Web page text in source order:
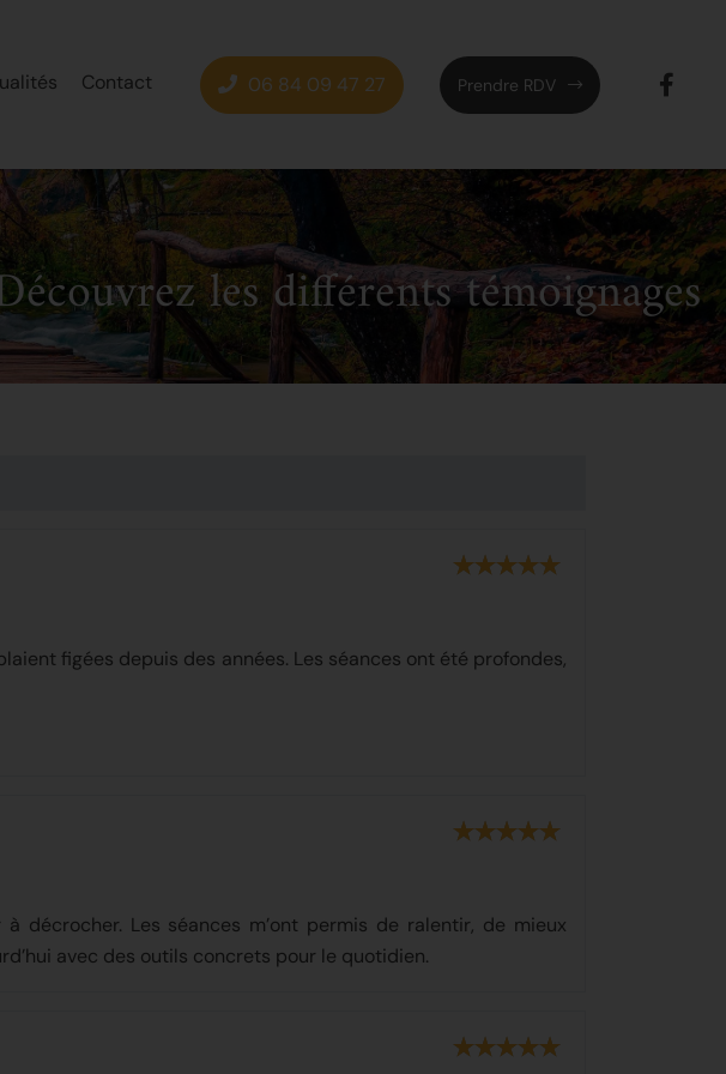
06 84 09 47 27
Contact Prendre RDV
les différents témoignages
figées depuis des années. Les séances ont été profondes,
Les séances m’ont permis de ralentir, de mieux
avec des outils concrets pour le quotidien.